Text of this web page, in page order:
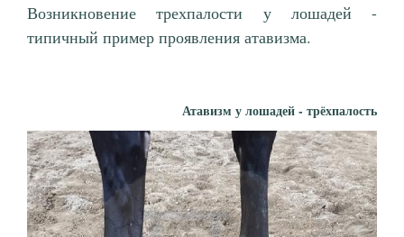
Возникновение трехпалости у лошадей -
типичный пример проявления атавизма.
Атавизм у лошадей - трёхпалость